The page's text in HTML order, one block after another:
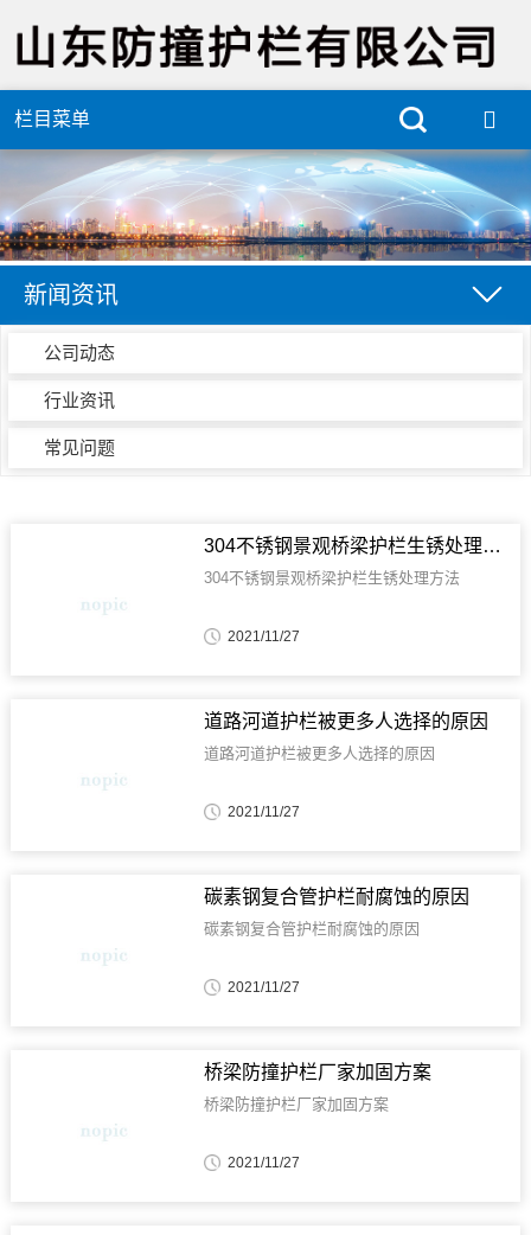
栏目菜单
新闻资讯
公司动态
行业资讯
常见问题
304不锈钢景观桥梁护栏生锈处理方法
304不锈钢景观桥梁护栏生锈处理方法
2021/11/27
道路河道护栏被更多人选择的原因
道路河道护栏被更多人选择的原因
2021/11/27
碳素钢复合管护栏耐腐蚀的原因
碳素钢复合管护栏耐腐蚀的原因
2021/11/27
桥梁防撞护栏厂家加固方案
桥梁防撞护栏厂家加固方案
2021/11/27